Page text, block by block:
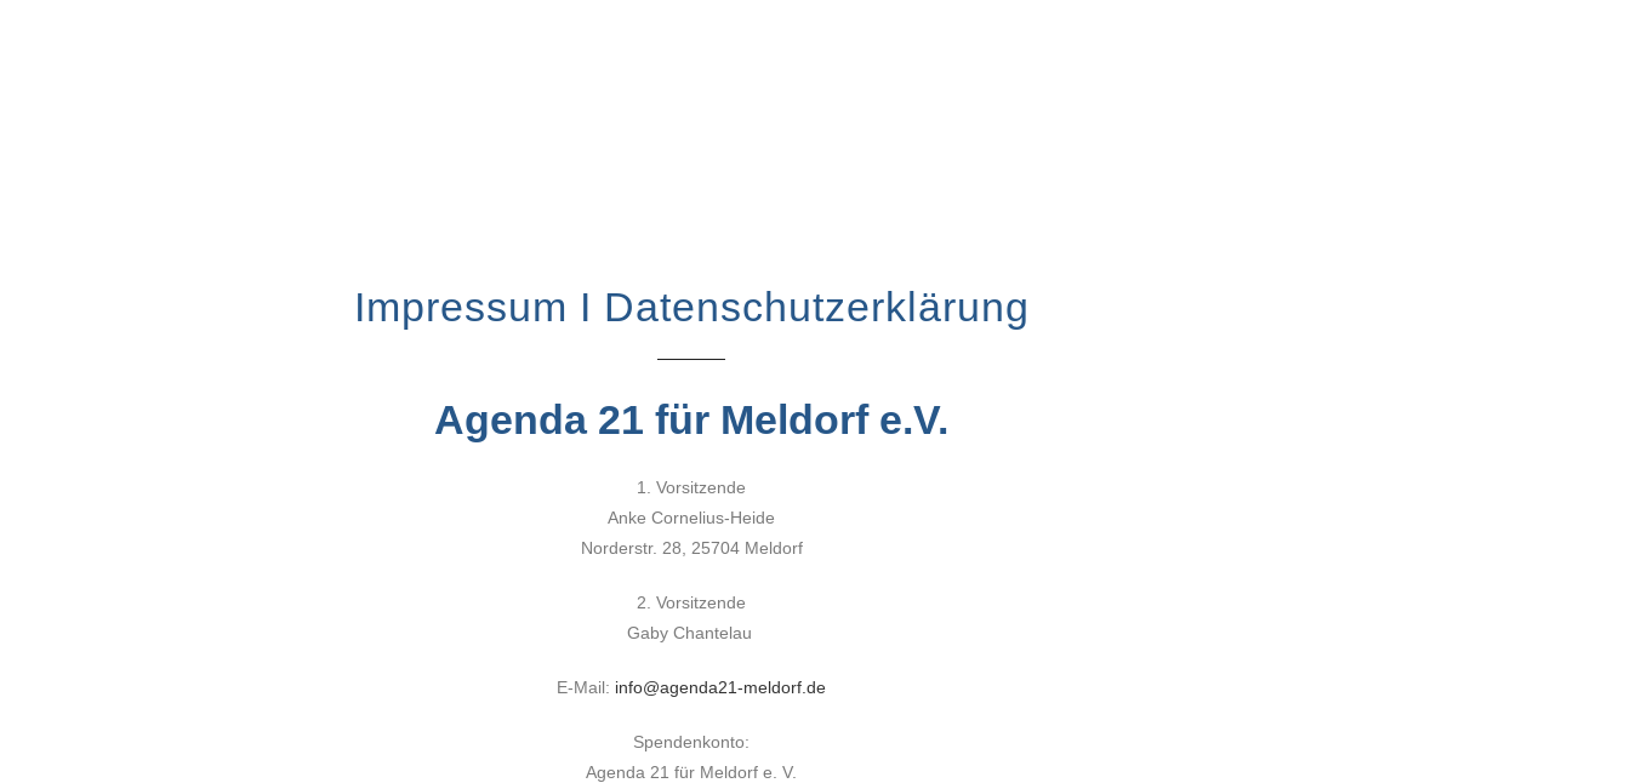
Impressum I Datenschutzerklärung
Agenda 21 für Meldorf e.V.
1. Vorsitzende
Anke Cornelius-Heide
Norderstr. 28, 25704 Meldorf
2. Vorsitzende
Gaby Chantelau
E-Mail: info@agenda21-meldorf.de
Spendenkonto:
Agenda 21 für Meldorf e. V.